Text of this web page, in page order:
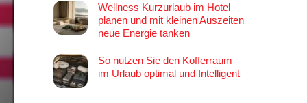
Wellness Kurzurlaub im Hotel
planen und mit kleinen Auszeiten
neue Energie tanken
So nutzen Sie den Kofferraum
im Urlaub optimal und Intelligent